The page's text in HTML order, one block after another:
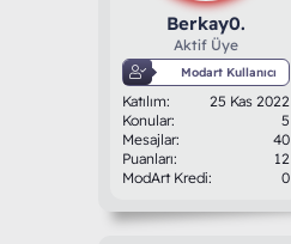
Berkay0.
Aktif Üye
Modart Kullanıcı
Katılım
25 Kas 2022
Konular
5
Mesajlar
40
Puanları
12
ModArt Kredi
0